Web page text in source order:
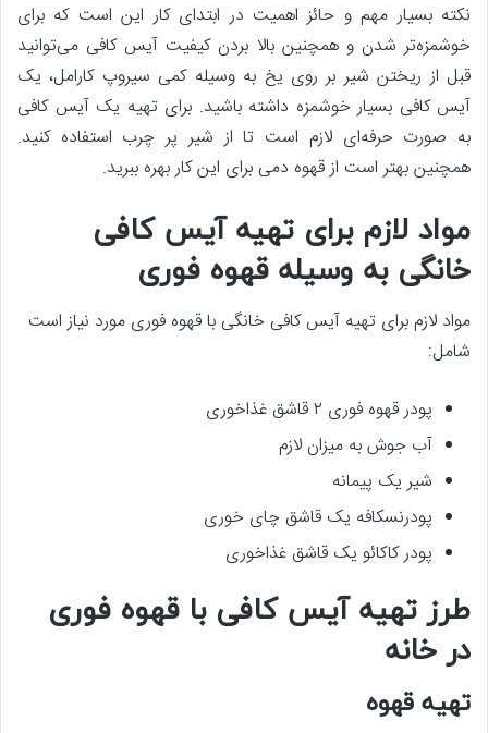
نکته بسیار مهم و حائز اهمیت در ابتدای کار این است که برای
خوشمزه‌تر شدن و همچنین بالا بردن کیفیت آیس کافی می‌توانید
قبل از ریختن شیر بر روی یخ به وسیله کمی سیروپ کارامل، یک
آیس کافی بسیار خوشمزه داشته باشید. برای تهیه یک آیس کافی
به صورت حرفه‌ای لازم است تا از شیر پر چرب استفاده کنید.
همچنین بهتر است از قهوه دمی برای این کار بهره ببرید.
مواد لازم برای تهیه آیس کافی
خانگی به وسیله قهوه فوری
مواد لازم برای تهیه آیس کافی خانگی با قهوه فوری مورد نیاز است
شامل:
پودر قهوه فوری ۲ قاشق غذاخوری
آب جوش به میزان لازم
شیر یک پیمانه
پودرنسکافه یک قاشق چای خوری
پودر کاکائو یک قاشق غذاخوری
طرز تهیه آیس کافی با قهوه فوری
در خانه
تهیه قهوه